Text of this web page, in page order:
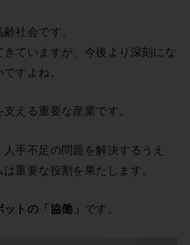
社会です。
きていますが、今後より深刻にな
すよね。
える重要な産業です。
手不足の問題を解決するうえ
重要な役割を果たします。
ットの「協働」 です。